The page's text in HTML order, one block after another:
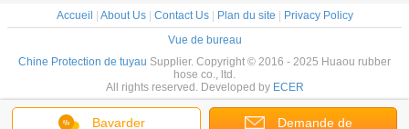
Bavarder Demande de
Accueil | About Us| Contact Us| Plan du site | Privacy Policy
Vue de bureau
Chine Protection de tuyau Supplier. Copyright © 2016 - 2025 Huaou rubber
hose co., ltd.
All rights reserved. Developed by ECER